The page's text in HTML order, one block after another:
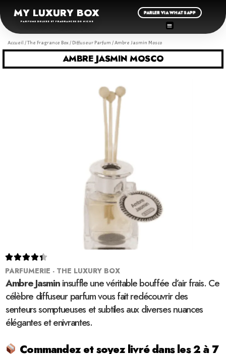
MY LUXURY BOX
PARFUMS DELUXE ET FRAGRANCES DE NICHE
PARLER VIA WHATSAPP
Accueil /The Fragrance Box/ Diffuseur Parfum / Ambre Jasmin Mosco
AMBRE JASMIN MOSCO

PARFUMERIE - THE LUXURY BOX
Ambre Jasmininsuffle une véritable bouffée d’air frais. Ce
célèbre diffuseur parfum vous fait redécouvrir des
senteurs somptueuses et subtiles aux diverses nuances
élégantes et enivrantes.
Commandez et soyez livré dans les 2 à 7